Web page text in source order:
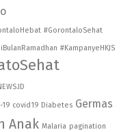
#GorontaloSehat
#KampanyeHKJS
19 covid19 Diabetes Germas
Anak Malaria pagination